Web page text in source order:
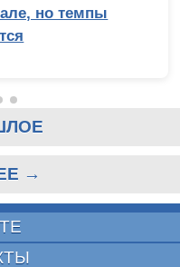
но темпы
→